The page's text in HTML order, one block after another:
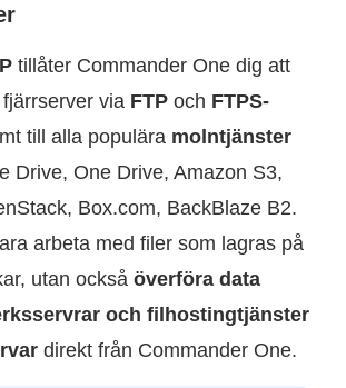
tillåter Commander One dig att
via FTP och FTPS-
till alla populära molntjänster
Drive, One Drive, Amazon S3,
Box.com, BackBlaze B2.
arbeta med filer som lagras på
utan också överföra data
och filhostingtjänster
direkt från Commander One.